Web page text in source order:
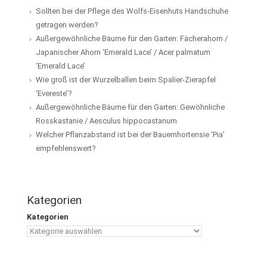
Sollten bei der Pflege des Wolfs-Eisenhuts Handschuhe
getragen werden?
Außergewöhnliche Bäume für den Garten: Fächerahorn /
Japanischer Ahorn ‘Emerald Lace’ / Acer palmatum
‘Emerald Lace’
Wie groß ist der Wurzelballen beim Spalier-Zierapfel
‘Evereste’?
Außergewöhnliche Bäume für den Garten: Gewöhnliche
Rosskastanie / Aesculus hippocastanum
Welcher Pflanzabstand ist bei der Bauernhortensie ‘Pia’
empfehlenswert?
Kategorien
Kategorien